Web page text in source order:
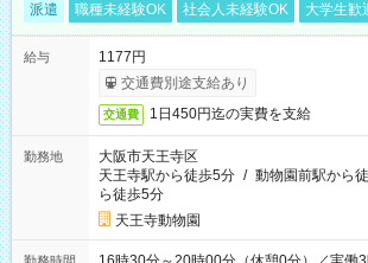
派遣 職種未経験OK 社会人未経験OK 大学生歓
給与
1177円
交通費別途支給あり
交通費 1日450円迄の実費を支給
勤務地
大阪市天王寺区
天王寺駅から徒歩5分 / 動物園前駅から
ら徒歩5分
天王寺動物園